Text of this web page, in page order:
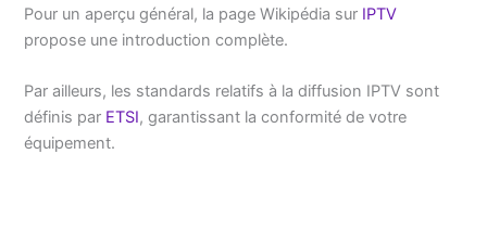
Pour un aperçu général, la page Wikipédia sur IPTV
propose une introduction complète.
Par ailleurs, les standards relatifs à la diffusion IPTV sont
définis par ETSI, garantissant la conformité de votre
équipement.